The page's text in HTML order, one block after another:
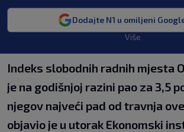
Dodajte N1 u omiljeni
Više
Indeks slobodnih radnih mjesta
je na godišnjoj razini pao za 3,5
njegov najveći pad od travnja
objavio je u utorak Ekonomski